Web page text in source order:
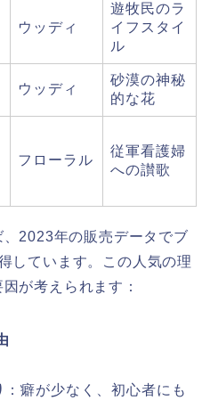
ウッディ
遊牧民のラ
イフスタイ
ル
ウッディ
砂漠の神秘
的な花
フローラル
従軍看護婦
への讃歌
、2023年の販売データでブ
しています。この人気の理
が考えられます：
：癖が少なく、初心者にも